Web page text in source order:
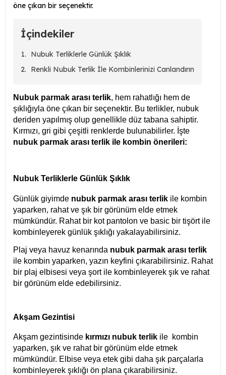
öne çıkan bir seçenektir.
İçindekiler
Nubuk Terliklerle Günlük Şıklık
Renkli Nubuk Terlik İle Kombinlerinizi Canlandırın
Nubuk parmak arası terlik, hem rahatlığı hem de
şıklığıyla öne çıkan bir seçenektir. Bu terlikler, nubuk
deriden yapılmış olup genellikle düz tabana sahiptir.
Kırmızı, gri gibi çeşitli renklerde bulunabilirler. İşte
nubuk parmak arası terlik ile kombin önerileri:
Nubuk Terliklerle Günlük Şıklık
Günlük giyimde nubuk parmak arası terlik ile kombin
yaparken, rahat ve şık bir görünüm elde etmek
mümkündür. Rahat bir kot pantolon ve basic bir tişört ile
kombinleyerek günlük şıklığı yakalayabilirsiniz.
Plaj veya havuz kenarında nubuk parmak arası terlik
ile kombin yaparken, yazın keyfini çıkarabilirsiniz. Rahat
bir plaj elbisesi veya şort ile kombinleyerek şık ve rahat
bir görünüm elde edebilirsiniz.
Akşam Gezintisi
Akşam gezintisinde kırmızı nubuk terlik ile kombin
yaparken, şık ve rahat bir görünüm elde etmek
mümkündür. Elbise veya etek gibi daha şık parçalarla
kombinleyerek şıklığı ön plana çıkarabilirsiniz.